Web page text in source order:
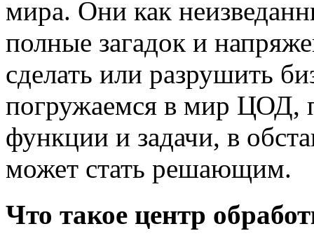
мира. Они как
полные загадок и
сделать или разрушить
погружаемся в мир ЦОД,
функции и задачи, в
может стать решающим.
Что такое центр